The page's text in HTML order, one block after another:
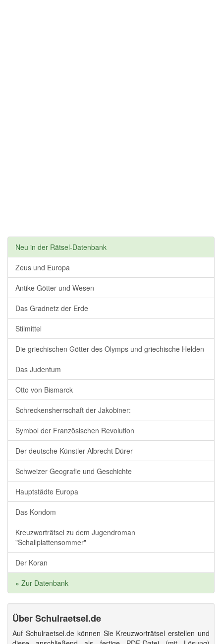
Neu in der Rätsel-Datenbank
Zeus und Europa
Antike Götter und Wesen
Das Gradnetz der Erde
Stilmittel
Die griechischen Götter des Olymps und griechische Helden
Das Judentum
Otto von Bismarck
Schreckensherrschaft der Jakobiner:
Symbol der Französischen Revolution
Der deutsche Künstler Albrecht Dürer
Schweizer Geografie und Geschichte
Hauptstädte Europa
Das Kondom
Kreuzworträtsel zu dem Jugendroman
"Schallplattensommer"
Der Koran
» Zur Datenbank
Über Schulraetsel.de
Auf Schulraetsel.de können Sie Kreuzworträtsel erstellen und